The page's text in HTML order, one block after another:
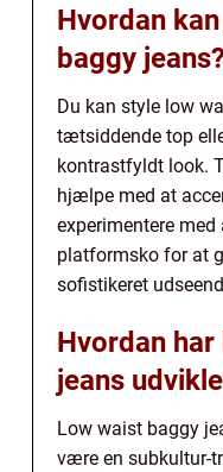
Hvordan
baggy jeans?
Du kan style low
tætsiddende top
kontrastfyldt look.
hjælpe med at
experimentere
platformsko for at
sofistikeret
Hvordan
jeans
Low waist baggy
være en subkultur-